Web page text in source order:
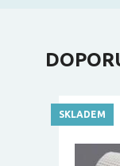
SKLADEM